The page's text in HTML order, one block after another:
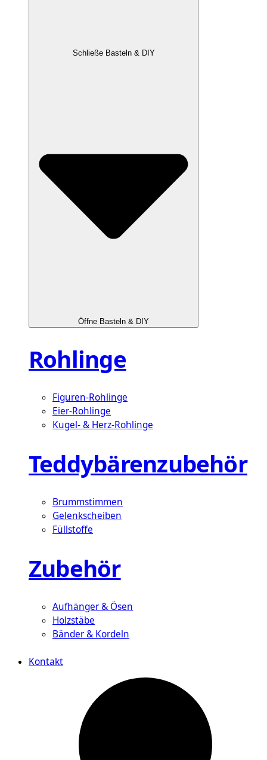
Schließe Basteln & DIY
Öffne Basteln & DIY
Rohlinge
Figuren-Rohlinge
Eier-Rohlinge
Kugel- & Herz-Rohlinge
Teddybärenzubehör
Brummstimmen
Gelenkscheiben
Füllstoffe
Zubehör
Aufhänger & Ösen
Holzstäbe
Bänder & Kordeln
Kontakt